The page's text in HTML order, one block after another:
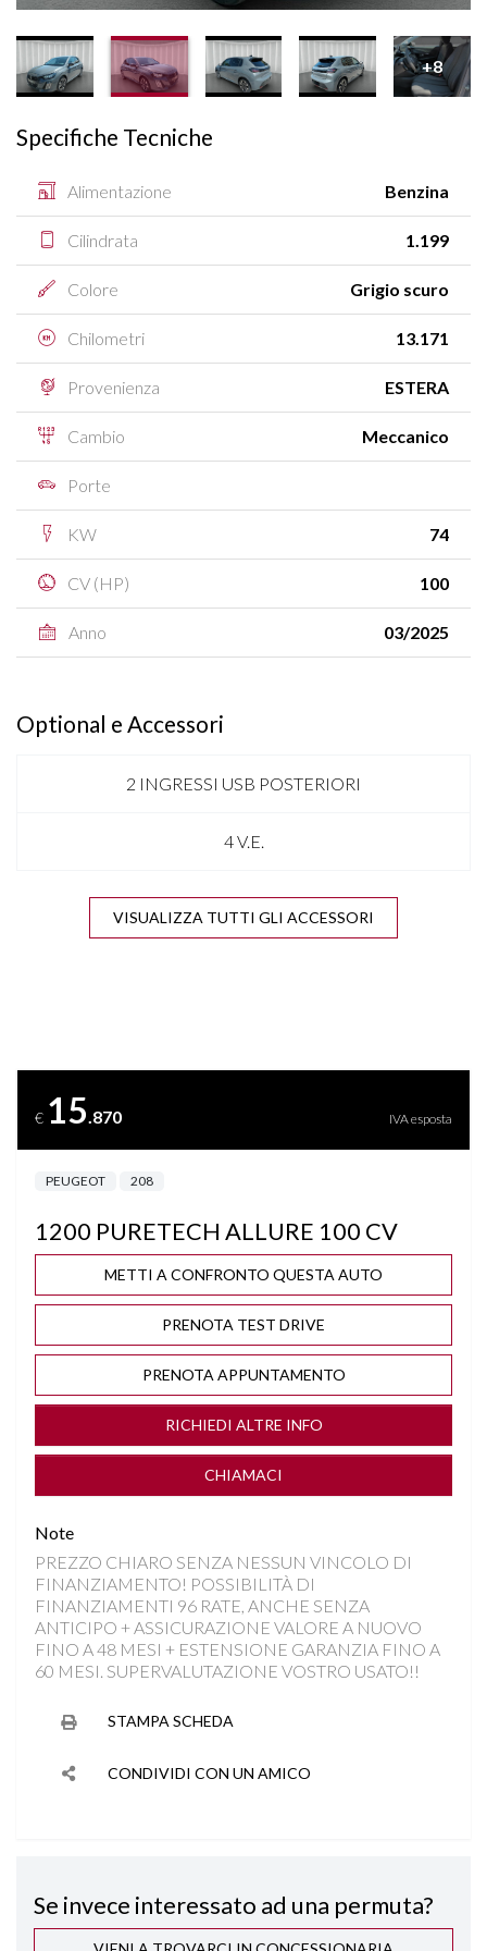
+8
Specifiche Tecniche
Alimentazione Benzina
Cilindrata 1.199
Colore Grigio scuro
Chilometri 13.171
Provenienza ESTERA
Cambio Meccanico
Porte
KW 74
CV (HP) 100
Anno 03/2025
Optional e Accessori
2 INGRESSI USB POSTERIORI
4 V.E.
ANTENNA SHARK
BRACCIOLO
COMPUTER DI BORDO
CRUISE CONTROL
DISATTIVAZIONE AIRBAG LATO PASSEGGERO
DRIVE MODE
FARI LED
INGRESSI USB
INTERNI IN MISTO PELLE
LANE ASSIST
VISUALIZZA TUTTI GLI ACCESSORI
€ 15.870 IVA esposta
PEUGEOT 208
1200 PURETECH ALLURE 100 CV
METTI A CONFRONTO QUESTA AUTO
PRENOTA TEST DRIVE
PRENOTA APPUNTAMENTO
RICHIEDI ALTRE INFO
CHIAMACI
Note
PREZZO CHIARO SENZA NESSUN VINCOLO DI
FINANZIAMENTO! POSSIBILITÀ DI
FINANZIAMENTI 96 RATE, ANCHE SENZA
ANTICIPO + ASSICURAZIONE VALORE A NUOVO
FINO A 48 MESI + ESTENSIONE GARANZIA FINO A
60 MESI. SUPERVALUTAZIONE VOSTRO USATO!!
STAMPA SCHEDA
CONDIVIDI CON UN AMICO
Se invece interessato ad una permuta?